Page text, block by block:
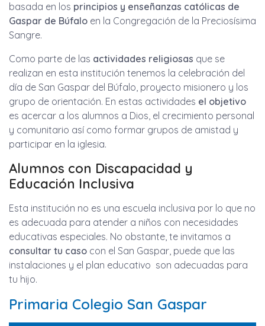
basada en los principios y enseñanzas católicas de
Gaspar de Búfalo en la Congregación de la Preciosísima
Sangre.
Como parte de las actividades religiosas que se
realizan en esta institución tenemos la celebración del
día de San Gaspar del Búfalo, proyecto misionero y los
grupo de orientación. En estas actividades el objetivo
es acercar a los alumnos a Dios, el crecimiento personal
y comunitario así como formar grupos de amistad y
participar en la iglesia.
Alumnos con Discapacidad y
Educación Inclusiva
Esta institución no es una escuela inclusiva por lo que no
es adecuada para atender a niños con necesidades
educativas especiales. No obstante, te invitamos a
consultar tu caso con el San Gaspar, puede que las
instalaciones y el plan educativo son adecuadas para
tu hijo.
Primaria Colegio San Gaspar